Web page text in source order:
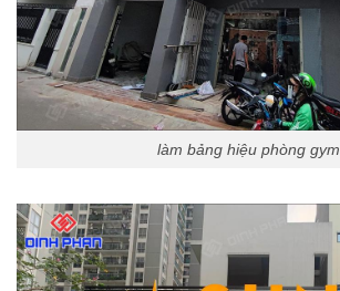
làm bảng hiệu phòng gym